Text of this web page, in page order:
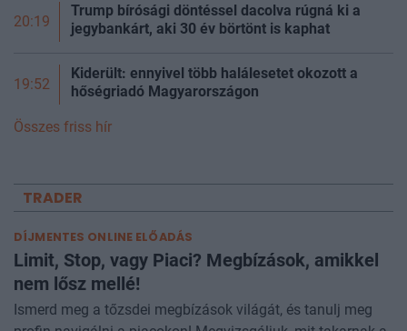
20:19
Trump bírósági döntéssel dacolva rúgná ki a
jegybankárt, aki 30 év börtönt is kaphat
19:52
Kiderült: ennyivel több halálesetet okozott a
hőségriadó Magyarországon
Összes friss hír
TRADER
DÍJMENTES ONLINE ELŐADÁS
Limit, Stop, vagy Piaci? Megbízások, amikkel
nem lősz mellé!
Ismerd meg a tőzsdei megbízások világát, és tanulj meg